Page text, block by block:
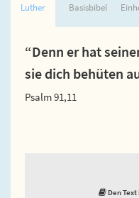
Luther Basisbibel
“Denn er hat
sie dich behüten
Psalm 91,11
Den